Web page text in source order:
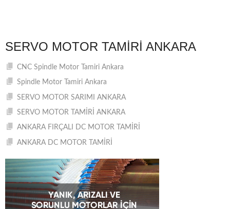
SERVO MOTOR TAMIRI ANKARA
CNC Spindle Motor Tamiri Ankara
Spindle Motor Tamiri Ankara
SERVO MOTOR SARIMI ANKARA
SERVO MOTOR TAMİRİ ANKARA
ANKARA FIRÇALI DC MOTOR TAMİRİ
ANKARA DC MOTOR TAMİRİ